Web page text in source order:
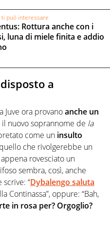
ti può interessare
Rottura anche con i
luna di miele finita e addio
a
Juve ora provanoanche un
nuovo soprannome de la
come un insulto
che rivolgerebbe un
rovesciato un
sembra, così, anche
“Dybalengo saluta
Continassa”, oppure: “Bah,
in rosa per? Orgoglio?